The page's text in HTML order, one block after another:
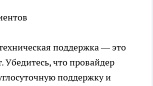
поддержка — это
Убедитесь, что провайдер
поддержку и